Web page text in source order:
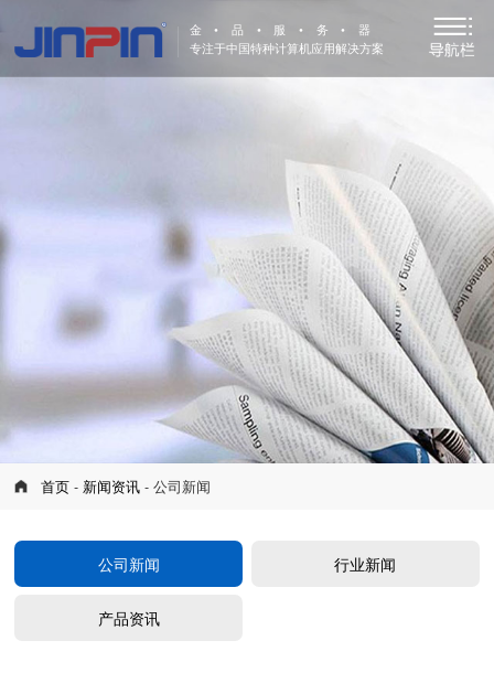
金•品•服•务•器
专注于中国特种计算机应用解决方案
首页 - 新闻资讯- 公司新闻
公司新闻 行业新闻
产品资讯